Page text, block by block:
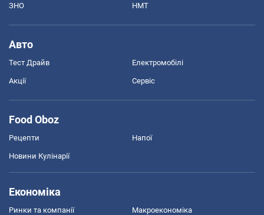
ЗНО НМТ
Авто
Тест Драйв Електромобілі
Акції Сервіс
Food Oboz
Рецепти Напої
Новини Кулінарії
Економіка
Ринки та компанії Макроекономіка